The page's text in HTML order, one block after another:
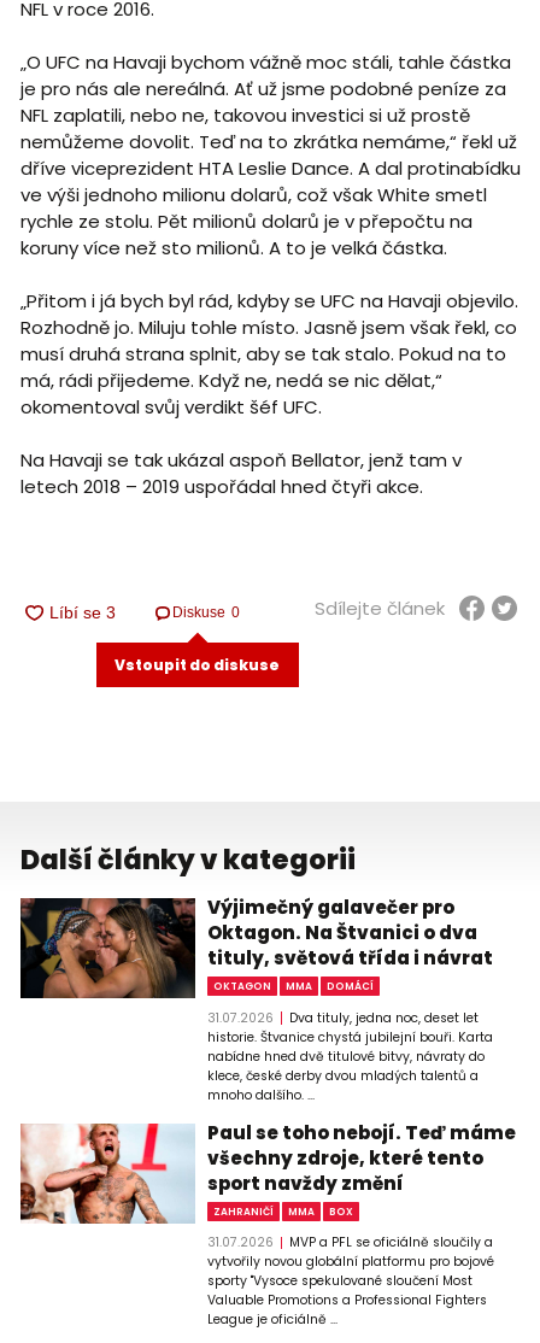
NFL v roce 2016.
„O UFC na Havaji bychom vážně moc stáli, tahle částka
je pro nás ale nereálná. Ať už jsme podobné peníze za
NFL zaplatili, nebo ne, takovou investici si už prostě
nemůžeme dovolit. Teď na to zkrátka nemáme,“ řekl už
dříve viceprezident HTA Leslie Dance. A dal protinabídku
ve výši jednoho milionu dolarů, což však White smetl
rychle ze stolu. Pět milionů dolarů je v přepočtu na
koruny více než sto milionů. A to je velká částka.
„Přitom i já bych byl rád, kdyby se UFC na Havaji objevilo.
Rozhodně jo. Miluju tohle místo. Jasně jsem však řekl, co
musí druhá strana splnit, aby se tak stalo. Pokud na to
má, rádi přijedeme. Když ne, nedá se nic dělat,“
okomentoval svůj verdikt šéf UFC.
Na Havaji se tak ukázal aspoň Bellator, jenž tam v
letech 2018 – 2019 uspořádal hned čtyři akce.
Diskuse 0
Vstoupit do diskuse
Sdílejte článek
Další články v kategorii
Výjimečný galavečer pro
Oktagon. Na Štvanici o dva
tituly, světová třída i návrat
OKTAGON MMA DOMÁCÍ
31.07.2026
Dva tituly, jedna noc, deset let
historie. Štvanice chystá jubilejní bouři. Karta
nabídne hned dvě titulové bitvy, návraty do
klece, české derby dvou mladých talentů a
mnoho dalšího. ...
Paul se toho nebojí. Teď máme
všechny zdroje, které tento
sport navždy změní
ZAHRANIČÍ MMA BOX
31.07.2026
MVP a PFL se oficiálně sloučily a
vytvořily novou globální platformu pro bojové
sporty "Vysoce spekulované sloučení Most
Valuable Promotions a Professional Fighters
League je oficiálně ...